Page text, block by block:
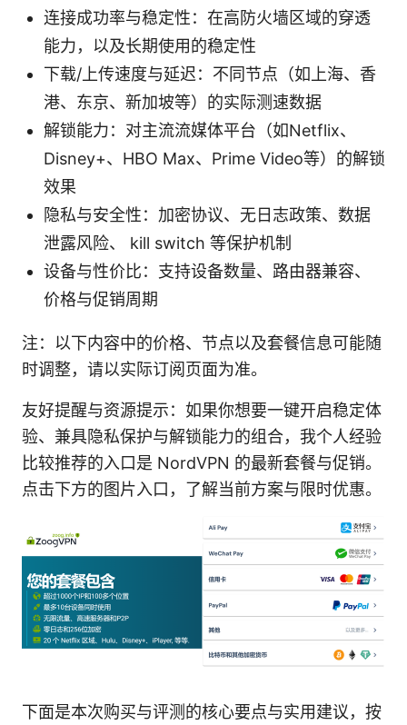
连接成功率与稳定性：在高防火墙区域的穿透
能力，以及长期使用的稳定性
下载/上传速度与延迟：不同节点（如上海、香
港、东京、新加坡等）的实际测速数据
解锁能力：对主流流媒体平台（如Netflix、
Disney+、HBO Max、Prime Video等）的解锁
效果
隐私与安全性：加密协议、无日志政策、数据
泄露风险、 kill switch 等保护机制
设备与性价比：支持设备数量、路由器兼容、
价格与促销周期
注：以下内容中的价格、节点以及套餐信息可能随
时调整，请以实际订阅页面为准。
友好提醒与资源提示：如果你想要一键开启稳定体
验、兼具隐私保护与解锁能力的组合，我个人经验
比较推荐的入口是 NordVPN 的最新套餐与促销。
点击下方的图片入口，了解当前方案与限时优惠。
下面是本次购买与评测的核心要点与实用建议，按